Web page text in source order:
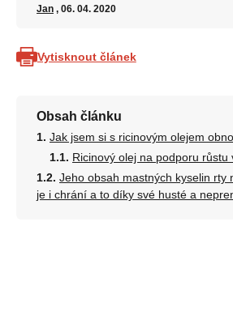
Jan , 06. 04. 2020
Vytisknout článek
Obsah článku
Jak jsem si s ricinovým olejem
Ricinový olej na podporu růstu
Jeho obsah mastných kyselin rty
je i chrání a to díky své husté a